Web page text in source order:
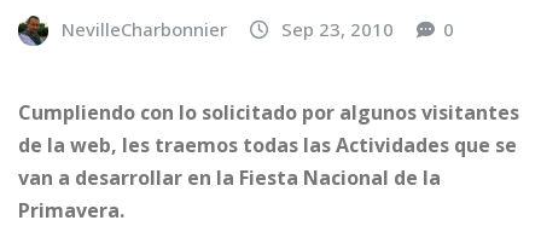
NevilleCharbonnier Sep 23, 2010 0
Cumpliendo con lo solicitado por algunos visitantes
de la web, les traemos todas las Actividades que se
van a desarrollar en la Fiesta Nacional de la
Primavera.